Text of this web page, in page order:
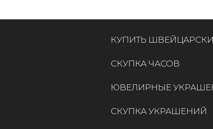
КУПИТЬ
СКУПКА ЧАСОВ
ЮВЕЛИРНЫЕ
СКУПКА УКРАШЕНИЙ